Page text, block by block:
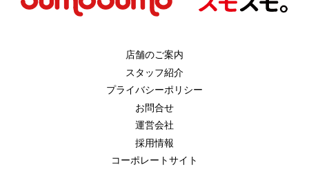
店舗のご案内
スタッフ紹介
プライバシーポリシー
お問合せ
運営会社
採用情報
コーポレートサイト